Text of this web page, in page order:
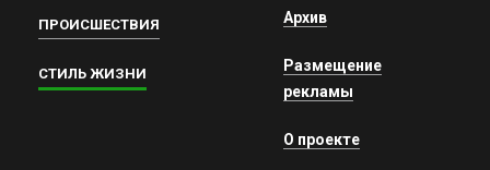
ПРОИСШЕСТВИЯ
СТИЛЬ ЖИЗНИ
Архив
Размещение
рекламы
О проекте